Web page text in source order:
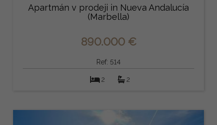
Apartmán v prodeji in Nueva Andalucía
(Marbella)
890.000 €
Ref: 514
2 2